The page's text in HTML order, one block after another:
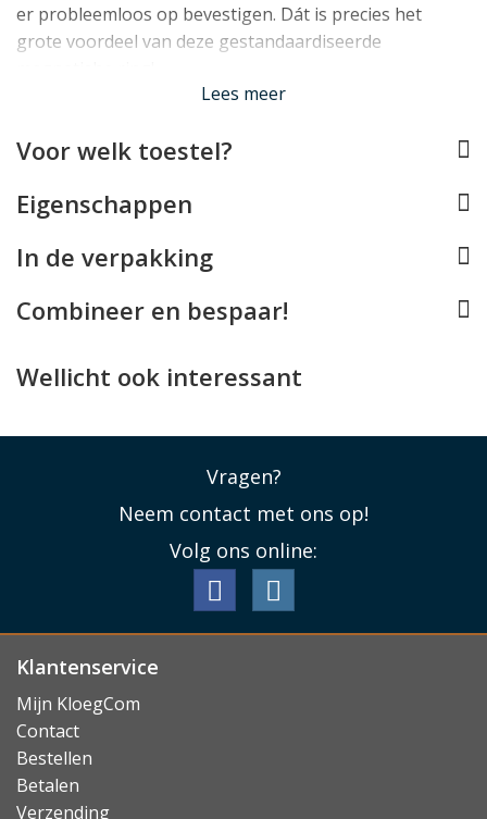
er probleemloos op bevestigen. Dát is precies het
grote voordeel van deze gestandaardiseerde
De MIO MagSafe Wallet kan tot 3 kaarten bergen.
kaart dus!
Lees meer
Voor welk toestel?
Eigenschappen
In de verpakking
Combineer en bespaar!
Wellicht ook interessant
Vragen?
Neem contact met ons op!
Volg ons online:
Klantenservice
Mijn KloegCom
Contact
Bestellen
Betalen
Verzending